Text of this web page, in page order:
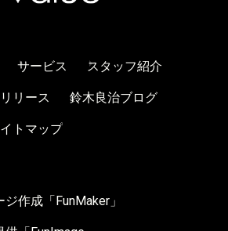
サービス スタッフ紹介
リース 鈴木良治ブログ
トマップ
作成「FunMaker」